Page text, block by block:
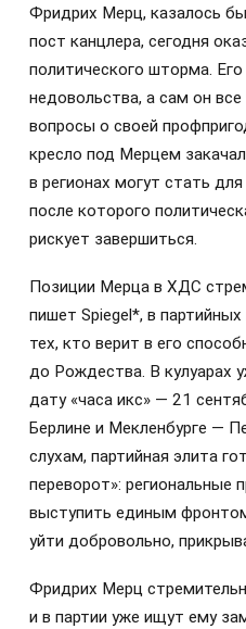
Фридрих Мерц, казалось
пост канцлера, сегодня
политического шторма.
недовольства, а сам он
вопросы о своей
кресло под Мерцем
в регионах могут стать
после которого
рискует завершиться.
Позиции Мерца в ХДС
пишет Spiegel*, в
тех, кто верит в его
до Рождества. В кулуарах
дату «часа икс» — 21
Берлине и Мекленбурге —
слухам, партийная элита
переворот»: региональные
выступить единым
уйти добровольно,
Фридрих Мерц
и в партии уже ищут ему